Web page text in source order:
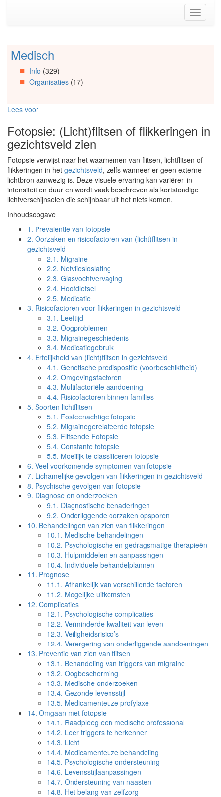
(Accesskey
Toggle
Spring
Artikels
Spring
Spring
Organisaties
Spring
naar
Social
media
Medisch
Info (329)
Organisaties(17)
Lees voor
Fotopsie: (Licht)flitsen of flikkeringen in
gezichtsveld zien
Fotopsie verwijst naar het waarnemen van flitsen, lichtflitsen of
flikkeringen in het gezichtsveld, zelfs wanneer er geen externe
lichtbron aanwezig is. Deze visuele ervaring kan variëren in
intensiteit en duur en wordt vaak beschreven als kortstondige
lichtverschijnselen die schijnbaar uit het niets komen.
Inhoudsopgave
1. Prevalentie van fotopsie
2. Oorzaken en risicofactoren van (licht)flitsen in
gezichtsveld
2.1. Migraine
2.2. Netvliesloslating
2.3. Glasvochtvervaging
2.4. Hoofdletsel
2.5. Medicatie
3. Risicofactoren voor flikkeringen in gezichtsveld
3.1. Leeftijd
3.2. Oogproblemen
3.3. Migrainegeschiedenis
3.4. Medicatiegebruik
4. Erfelijkheid van (licht)flitsen in gezichtsveld
4.1. Genetische predispositie (voorbeschiktheid)
4.2. Omgevingsfactoren
4.3. Multifactoriële aandoening
4.4. Risicofactoren binnen families
5. Soorten lichtflitsen
5.1. Fosfeenachtige fotopsie
5.2. Migrainegerelateerde fotopsie
5.3. Flitsende Fotopsie
5.4. Constante fotopsie
5.5. Moeilijk te classificeren fotopsie
6. Veel voorkomende symptomen van fotopsie
7. Lichamelijke gevolgen van flikkeringen in gezichtsveld
8. Psychische gevolgen van fotopsie
9. Diagnose en onderzoeken
9.1. Diagnostische benaderingen
9.2. Onderliggende oorzaken opsporen
10. Behandelingen van zien van flikkeringen
10.1. Medische behandelingen
10.2. Psychologische en gedragsmatige therapieën
10.3. Hulpmiddelen en aanpassingen
10.4. Individuele behandelplannen
11. Prognose
11.1. Afhankelijk van verschillende factoren
11.2. Mogelijke uitkomsten
12. Complicaties
12.1. Psychologische complicaties
12.2. Verminderde kwaliteit van leven
12.3. Veiligheidsrisico’s
12.4. Verergering van onderliggende aandoeningen
13. Preventie van zien van flitsen
13.1. Behandeling van triggers van migraine
13.2. Oogbescherming
13.3. Medische onderzoeken
13.4. Gezonde levensstijl
13.5. Medicamenteuze profylaxe
14. Omgaan met fotopsie
14.1. Raadpleeg een medische professional
14.2. Leer triggers te herkennen
14.3. Licht
14.4. Medicamenteuze behandeling
14.5. Psychologische ondersteuning
14.6. Levensstijlaanpassingen
14.7. Ondersteuning van naasten
14.8. Het belang van zelfzorg